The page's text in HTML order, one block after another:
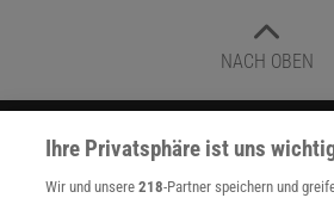
NACH OBEN
Für Sie im Spektrum-Shop
Ihre Privatsphäre ist uns
Wir und unsere218-Partner speichern und